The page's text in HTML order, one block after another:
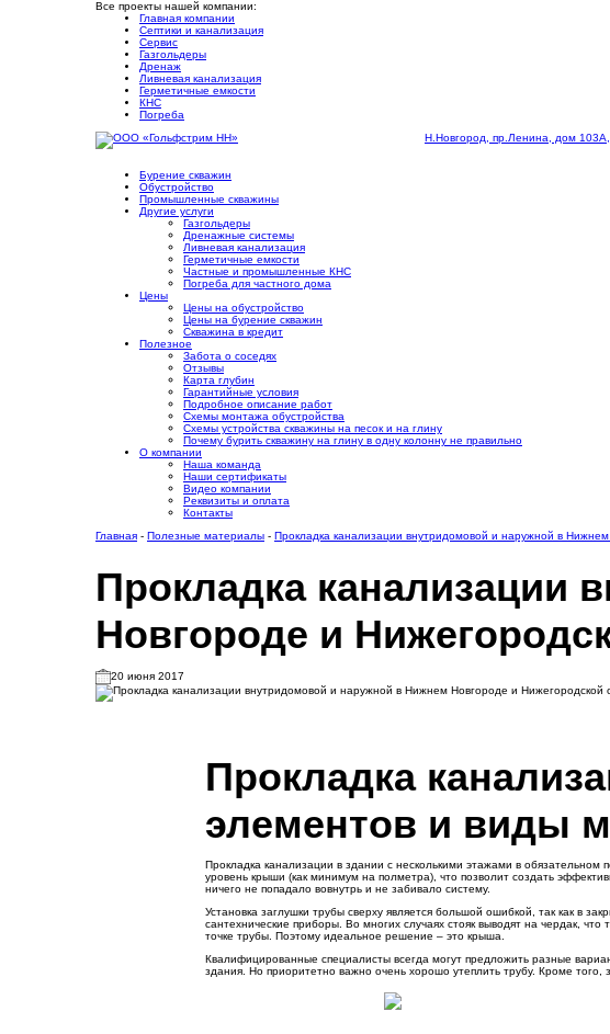
Все проекты нашей компании:
Главная компании
Септики и канализация
Сервис
Газгольдеры
Дренаж
Ливневая канализация
Герметичные емкости
КНС
Погреба
Н.Новгород, пр.Ленина, дом 103А,
Бурение скважин
Обустройство
Промышленные скважины
Другие услуги
Газгольдеры
Дренажные системы
Ливневая канализация
Герметичные емкости
Частные и промышленные КНС
Погреба для частного дома
Цены
Цены на обустройство
Цены на бурение скважин
Скважина в кредит
Полезное
Забота о соседях
Отзывы
Карта глубин
Гарантийные условия
Подробное описание работ
Cхемы монтажа обустройства
Схемы устройства скважины на песок и на глину
Почему бурить скважину на глину в одну колонну не правильно
О компании
Наша команда
Наши сертификаты
Видео компании
Реквизиты и оплата
Контакты
Главная - Полезные материалы - Прокладка канализации внутридомовой и наружной в
Прокладка канализации
Новгороде и
20 июня 2017
Прокладка
элементов и виды
Прокладка канализации в здании с несколькими этажами в обязательном
уровень крыши (как минимум на полметра), что позволит создать
ничего не попадало вовнутрь и не забивало систему.
Установка заглушки трубы сверху является большой ошибкой, так как в
сантехнические приборы. Во многих случаях стояк выводят на чердак,
точке трубы. Поэтому идеальное решение – это крыша.
Квалифицированные специалисты всегда могут предложить разные
здания. Но приоритетно важно очень хорошо утеплить трубу. Кроме того,